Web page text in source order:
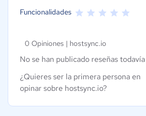
Funcionalidades
0 Opiniones | hostsync.io
No se han publicado reseñas todavía
¿Quieres ser la primera persona en
opinar sobre hostsync.io?